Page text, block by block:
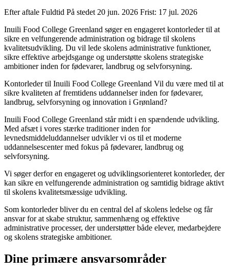
Efter aftale Fuldtid På stedet 20 jun. 2026 Frist: 17 jul. 2026
Inuili Food College Greenland søger en engageret kontorleder til at
sikre en velfungerende administration og bidrage til skolens
kvalitetsudvikling. Du vil lede skolens administrative funktioner,
sikre effektive arbejdsgange og understøtte skolens strategiske
ambitioner inden for fødevarer, landbrug og selvforsyning.
Kontorleder til Inuili Food College Greenland Vil du være med til at
sikre kvaliteten af fremtidens uddannelser inden for fødevarer,
landbrug, selvforsyning og innovation i Grønland?
Inuili Food College Greenland står midt i en spændende udvikling.
Med afsæt i vores stærke traditioner inden for
levnedsmiddeluddannelser udvikler vi os til et moderne
uddannelsescenter med fokus på fødevarer, landbrug og
selvforsyning.
Vi søger derfor en engageret og udviklingsorienteret kontorleder, der
kan sikre en velfungerende administration og samtidig bidrage aktivt
til skolens kvalitetsmæssige udvikling.
Som kontorleder bliver du en central del af skolens ledelse og får
ansvar for at skabe struktur, sammenhæng og effektive
administrative processer, der understøtter både elever, medarbejdere
og skolens strategiske ambitioner.
Dine primære ansvarsområder